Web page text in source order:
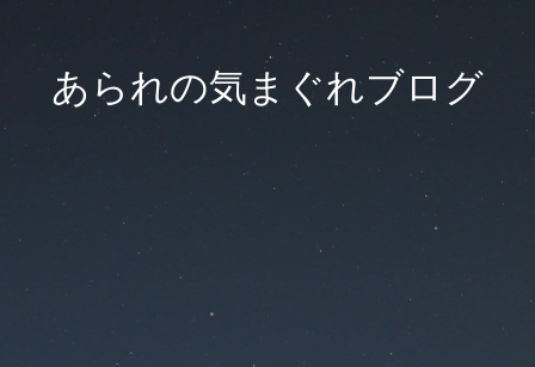
あられの気まぐれブログ